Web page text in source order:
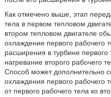
Как отмечено выше, этап
тела в первом тепловом
втором тепловом двигателе
охлаждение первого рабочего
расширения в турбине первого
нагревание второго рабочего
Способ может дополнительно
охлаждения первого рабочего
от первого рабочего тела ко